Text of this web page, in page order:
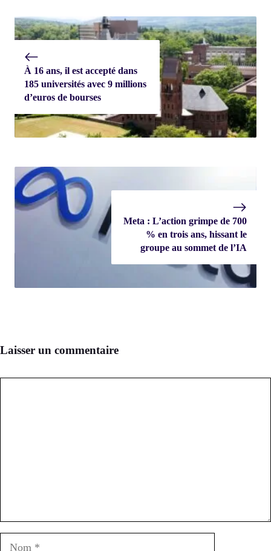
À 16 ans, il est accepté dans
185 universités avec 9 millions
d’euros de bourses
Meta : L’action grimpe de 700
% en trois ans, hissant le
groupe au sommet de l’IA
Laisser un commentaire